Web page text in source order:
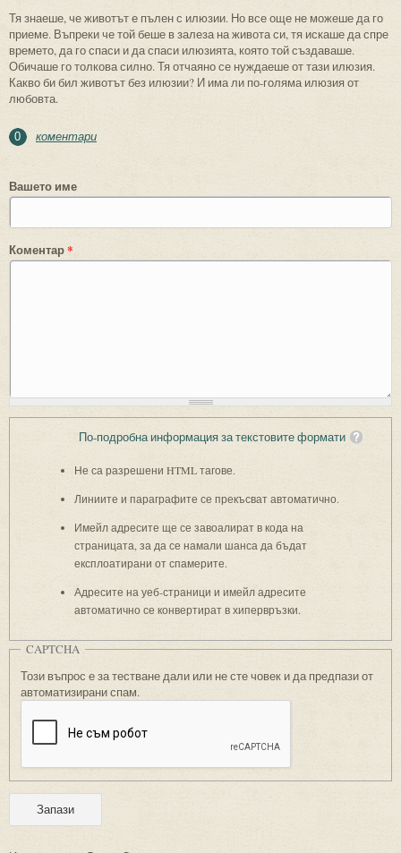
Тя знаеше, че животът е пълен с илюзии. Но все още не можеше да го
приеме. Въпреки че той беше в залеза на живота си, тя искаше да спре
времето, да го спаси и да спаси илюзията, която той създаваше.
Обичаше го толкова силно. Тя отчаяно се нуждаеше от тази илюзия.
Какво би бил животът без илюзии? И има ли по-голяма илюзия от
любовта.
0 коментари
Вашето име
Коментар*
По-подробна информация за текстовите формати
Не са разрешени HTML тагове.
Линиите и параграфите се прекъсват автоматично.
Имейл адресите ще се завоалират в кода на
страницата, за да се намали шанса да бъдат
експлоатирани от спамерите.
Адресите на уеб-страници и имейл адресите
автоматично се конвертират в хипервръзки.
CAPTCHA
Този въпрос е за тестване дали или не сте човек и да предпази от
автоматизирани спам.